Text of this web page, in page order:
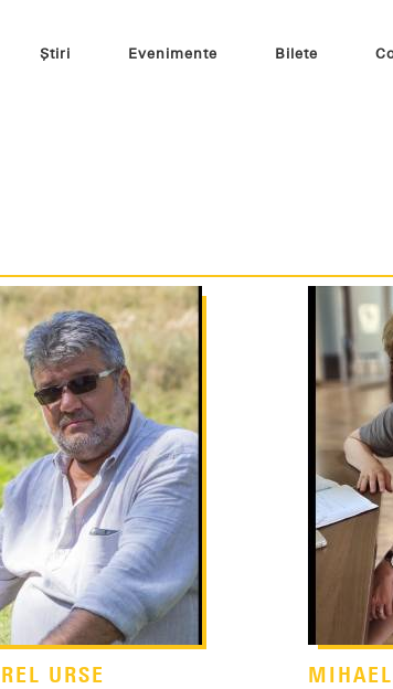
Știri Evenimente Bilete
URSE